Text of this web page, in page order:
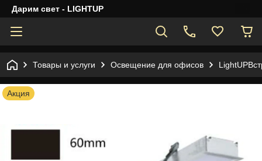
Дарим свет - LIGHTUP
Товары и услуги Освещение для офисов
Акция